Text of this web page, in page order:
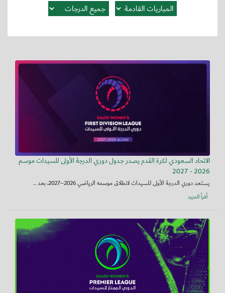
الاتحاد السعودي لكرة القدم يصدر جدول دوري الدرجة الأولى للسيدات موسم
2026 - 2027
يستعد دوري الدرجة الأولى للسيدات لانطلاق موسمه الرياضي 2026–2027، بعد ...
أقرأ المزيد